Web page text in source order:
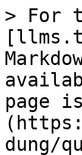
> For
page
dung/